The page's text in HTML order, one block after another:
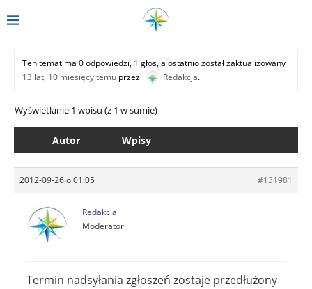
Ten temat ma 0 odpowiedzi, 1 głos, a ostatnio został zaktualizowany
13 lat, 10 miesięcy temu przez Redakcja.
Wyświetlanie 1 wpisu (z 1 w sumie)
Autor Wpisy
2012-09-26 o 01:05 #131981
Redakcja
Moderator
Termin nadsyłania zgłoszeń zostaje przedłużony